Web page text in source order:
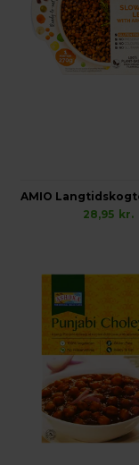
28,95 kr.